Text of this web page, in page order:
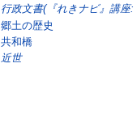
行政文書(『れきナビ』講座
郷土の歴史
共和橋
近世